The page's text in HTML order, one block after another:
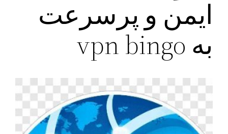
ایمن و پرسرعت
به vpn bingo